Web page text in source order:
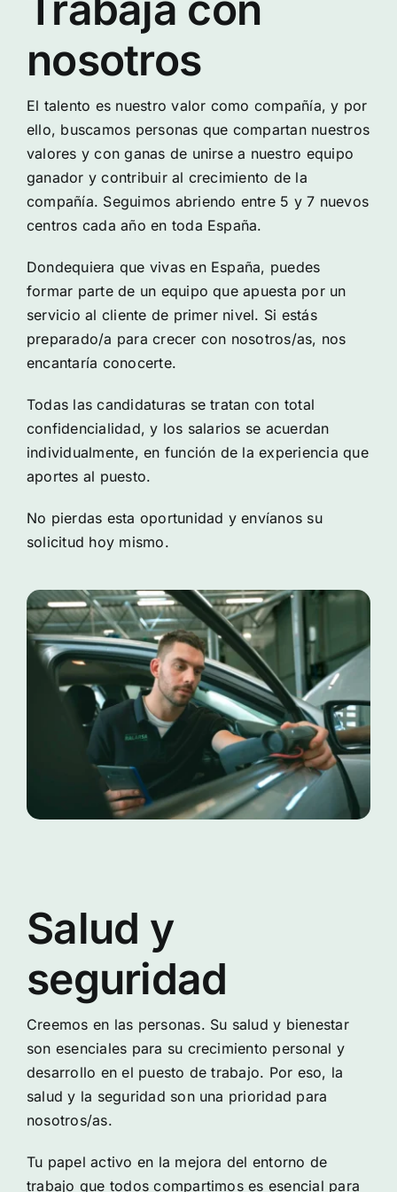
nosotros
El talento es nuestro valor como compañía, y por
ello, buscamos personas que compartan nuestros
valores y con ganas de unirse a nuestro equipo
ganador y contribuir al crecimiento de la
compañía. Seguimos abriendo entre 5 y 7 nuevos
centros cada año en toda España.
Dondequiera que vivas en España, puedes
formar parte de un equipo que apuesta por un
servicio al cliente de primer nivel. Si estás
preparado/a para crecer con nosotros/as, nos
encantaría conocerte.
Todas las candidaturas se tratan con total
confidencialidad, y los salarios se acuerdan
individualmente, en función de la experiencia que
aportes al puesto.
No pierdas esta oportunidad y envíanos su
solicitud hoy mismo.
Salud y
seguridad
Creemos en las personas. Su salud y bienestar
son esenciales para su crecimiento personal y
desarrollo en el puesto de trabajo. Por eso, la
salud y la seguridad son una prioridad para
nosotros/as.
Tu papel activo en la mejora del entorno de
trabajo que todos compartimos es esencial para